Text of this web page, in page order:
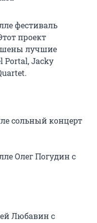
фестиваль
проект
лучшие
Jacky
сольный концерт
Олег Погудин с
Любавин с